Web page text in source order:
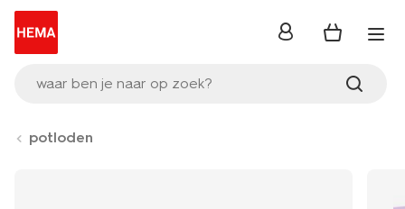
waar ben je naar op zoek?
inloggen
potloden